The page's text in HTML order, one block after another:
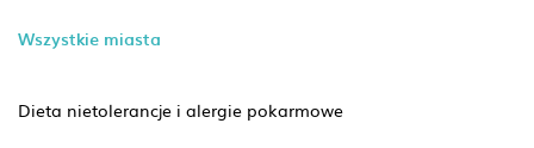
Wszystkie miasta
Dieta nietolerancje i alergie pokarmowe